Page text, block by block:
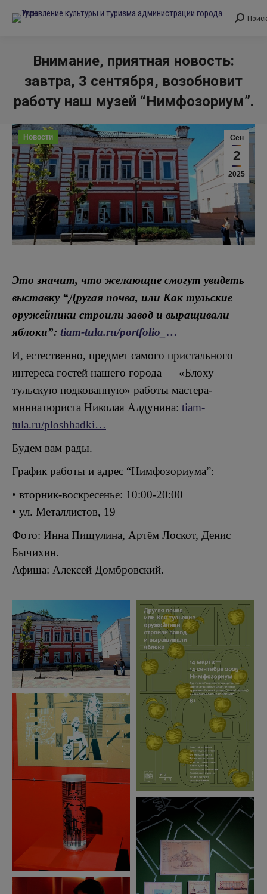
Поиск:
Поиск
Внимание, приятная новость:
завтра, 3 сентября, возобновит
работу наш музей “Нимфозориум”.
Сен
2
2025
Новости
Это значит, что желающие смогут увидеть
выставку “Другая почва, или Как тульские
оружейники строили завод и выращивали
яблоки”: tiam-tula.ru/portfolio_…
И, естественно, предмет самого пристального
интереса гостей нашего города — «Блоху
тульскую подкованную» работы мастера-
миниатюриста Николая Алдунина: tiam-
tula.ru/ploshhadki…
Будем вам рады.
График работы и адрес “Нимфозориума”:
• вторник-воскресенье: 10:00-20:00
• ул. Металлистов, 19
Фото: Инна Пищулина, Артём Лоскот, Денис
Бычихин.
Афиша: Алексей Домбровский.